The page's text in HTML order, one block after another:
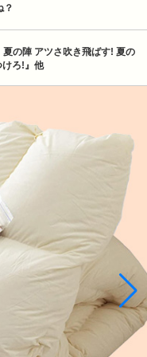
？
の陣 アツさ吹き飛ばす! 夏の
けろ!』他